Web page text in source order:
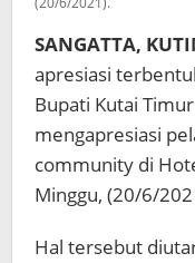
SANGATTA,
apresiasi
Bupati Kutai
mengapresiasi
community di
Minggu, (20/6/
Hal tersebut